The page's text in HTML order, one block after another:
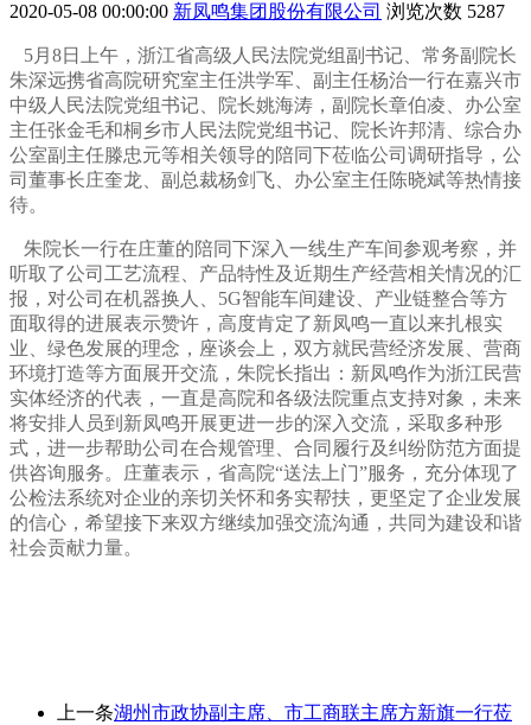
2020-05-08 00:00:00 新凤鸣集团股份有限公司 浏览次数 5287
5月8日上午，浙江省高级人民法院党组副书记、常务副院长
朱深远携省高院研究室主任洪学军、副主任杨治一行在嘉兴市
中级人民法院党组书记、院长姚海涛，副院长章伯凌、办公室
主任张金毛和桐乡市人民法院党组书记、院长许邦清、综合办
公室副主任滕忠元等相关领导的陪同下莅临公司调研指导，公
司董事长庄奎龙、副总裁杨剑飞、办公室主任陈晓斌等热情接
待。
朱院长一行在庄董的陪同下深入一线生产车间参观考察，并
听取了公司工艺流程、产品特性及近期生产经营相关情况的汇
报，对公司在机器换人、 5G智能车间建设、产业链整合等方
面取得的进展表示赞许，高度肯定了新凤鸣一直以来扎根实
业、绿色发展的理念， 座谈会上，双方就民营经济发展、营商
环境打造等方面展开交流，朱院长指出：新凤鸣作为浙江民营
实体经济的代表，一直是高院和各级法院重点支持对象，未来
将安排人员到新凤鸣开展更进一步的深入交流，采取多种形
式，进一步帮助公司在合规管理、合同履行及纠纷防范方面提
供咨询服务。庄董表示，省高院“送法上门”服务，充分体现了
公检法系统对企业的亲切关怀和务实帮扶，更坚定了企业发展
的信心，希望接下来双方继续加强交流沟通，共同为建设和谐
社会贡献力量。
上一条湖州市政协副主席、市工商联主席方新旗一行莅